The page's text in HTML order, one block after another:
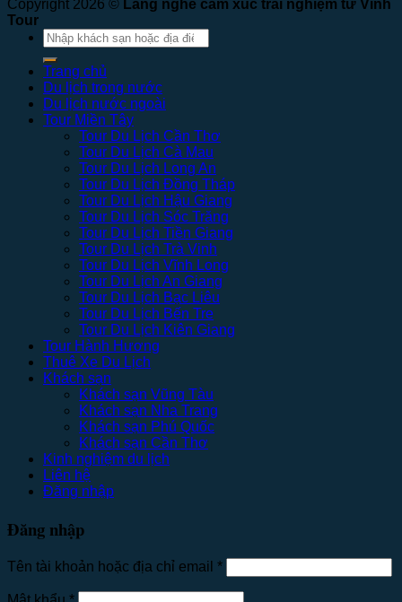
Copyright 2026 © Lắng nghe cảm xúc trải nghiệm từ Vinh
Tour
Tìm
kiếm:
Trang chủ
Du lịch trong nước
Du lịch nước ngoài
Tour Miền Tây
Tour Du Lịch Cần Thơ
Tour Du Lịch Cà Mau
Tour Du Lịch Long An
Tour Du Lịch Đồng Tháp
Tour Du Lịch Hậu Giang
Tour Du Lịch Sóc Trăng
Tour Du Lịch Tiền Giang
Tour Du Lịch Trà Vinh
Tour Du Lịch Vĩnh Long
Tour Du Lịch An Giang
Tour Du Lịch Bạc Liêu
Tour Du Lịch Bến Tre
Tour Du Lịch Kiên Giang
Tour Hành Hương
Thuê Xe Du Lịch
Khách sạn
Khách sạn Vũng Tàu
Khách sạn Nha Trang
Khách sạn Phú Quốc
Khách sạn Cần Thơ
Kinh nghiệm du lịch
Liên hệ
Đăng nhập
Đăng nhập
Tên tài khoản hoặc địa chỉ email *